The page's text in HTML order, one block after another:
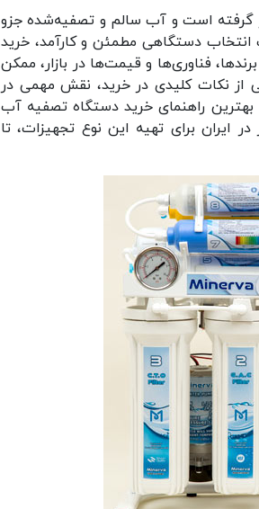
گرفته است و آب سالم و تصفیه‌شده جزو
انتخاب دستگاهی مطمئن و کارآمد، خرید
فناوری‌ها و قیمت‌ها در بازار، ممکن
از نکات کلیدی در خرید، نقش مهمی در
راهنمای خرید دستگاه تصفیه آب
ایران برای تهیه این نوع تجهیزات، تا